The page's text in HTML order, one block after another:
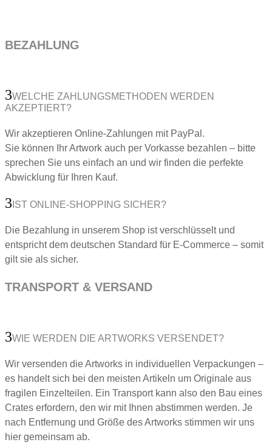
BEZAHLUNG
WELCHE ZAHLUNGSMETHODEN WERDEN
AKZEPTIERT?
Wir akzeptieren Online-Zahlungen mit PayPal.
Sie können Ihr Artwork auch per Vorkasse bezahlen – bitte
sprechen Sie uns einfach an und wir finden die perfekte
Abwicklung für Ihren Kauf.
IST ONLINE-SHOPPING SICHER?
Die Bezahlung in unserem Shop ist verschlüsselt und
entspricht dem deutschen Standard für E-Commerce – somit
gilt sie als sicher.
TRANSPORT & VERSAND
WIE WERDEN DIE ARTWORKS VERSENDET?
Wir versenden die Artworks in individuellen Verpackungen –
es handelt sich bei den meisten Artikeln um Originale aus
fragilen Einzelteilen. Ein Transport kann also den Bau eines
Crates erfordern, den wir mit Ihnen abstimmen werden. Je
nach Entfernung und Größe des Artworks stimmen wir uns
hier gemeinsam ab.